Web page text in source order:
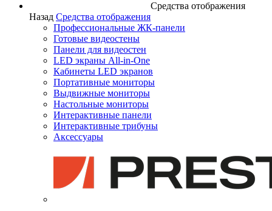
Средства отображения
Назад Средства отображения
Профессиональные ЖК-панели
Готовые видеостены
Панели для видеостен
LED экраны All-in-One
Кабинеты LED экранов
Портативные мониторы
Выдвижные мониторы
Настольные мониторы
Интерактивные панели
Интерактивные трибуны
Аксессуары